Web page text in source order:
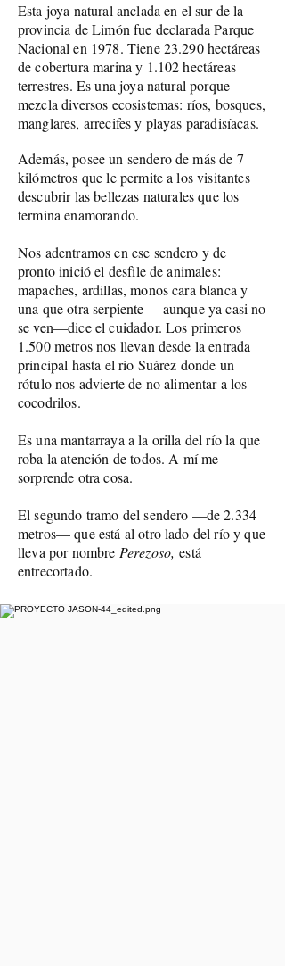
Esta joya natural anclada en el sur de la
provincia de Limón fue declarada Parque
Nacional en 1978. Tiene 23.290 hectáreas
de cobertura marina y 1.102 hectáreas
terrestres. Es una joya natural porque
mezcla diversos ecosistemas: ríos, bosques,
manglares, arrecifes y playas paradisíacas.
Además, posee un sendero de más de 7
kilómetros que le permite a los visitantes
descubrir las bellezas naturales que los
termina enamorando.
Nos adentramos en ese sendero y de
pronto inició el desfile de animales:
mapaches, ardillas, monos cara blanca y
una que otra serpiente —aunque ya casi no
se ven—dice el cuidador. Los primeros
1.500 metros nos llevan desde la entrada
principal hasta el río Suárez donde un
rótulo nos advierte de no alimentar a los
cocodrilos.
Es una mantarraya a la orilla del río la que
roba la atención de todos. A mí me
sorprende otra cosa.
El segundo tramo del sendero —de 2.334
metros— que está al otro lado del río y que
lleva por nombre Perezoso, está
entrecortado.